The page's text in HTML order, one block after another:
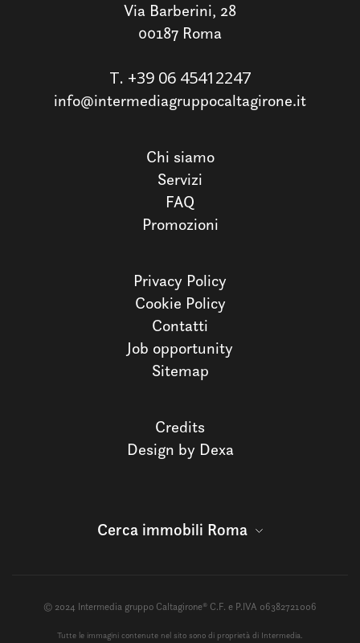
Via Barberini, 28
00187 Roma
T. +39 06 45412247
info@intermediagruppocaltagirone.it
Chi siamo
Servizi
FAQ
Promozioni
Privacy Policy
Cookie Policy
Contatti
Job opportunity
Sitemap
Credits
Design by Dexa
Cerca immobili Roma
© 2024 Intermedia gruppo Caltagirone® C.F. e P.IVA 06382721006
Tutte le immagini contenute nel sito sono di proprietà di Intermedia.